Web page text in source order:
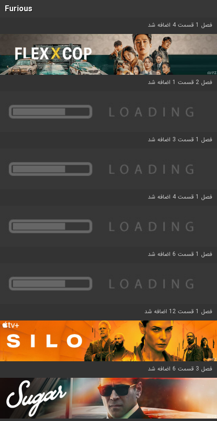
Furious
فصل 1 قسمت 4 اضافه شد
فصل 2 قسمت 1 اضافه شد
فصل 1 قسمت 3 اضافه شد
فصل 1 قسمت 4 اضافه شد
فصل 1 قسمت 6 اضافه شد
فصل 1 قسمت 12 اضافه شد
فصل 3 قسمت 6 اضافه شد